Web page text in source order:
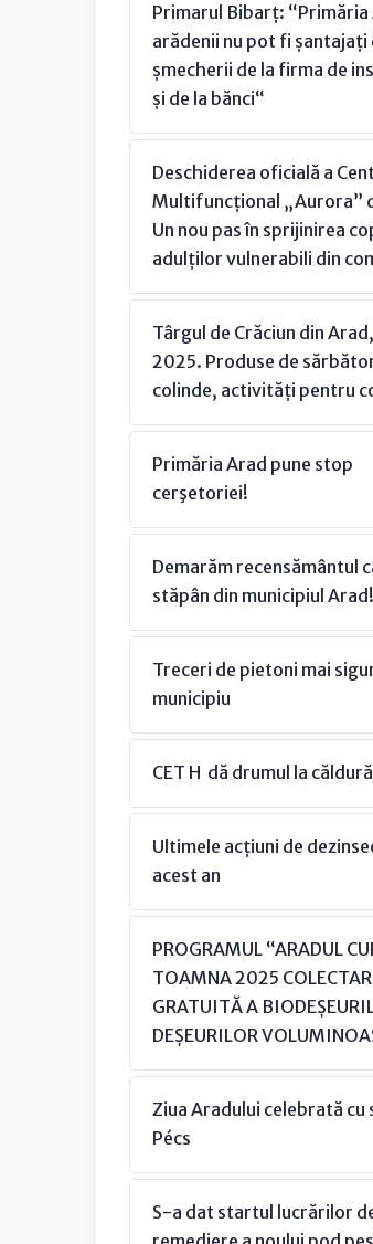
Primarul Bibarț: “Primăria
arădenii nu pot fi șantajați
șmecherii de la firma de
și de la bănci“
Deschiderea oficială a
Multifuncțional „Aurora”
Un nou pas în sprijinirea
adulților vulnerabili din
Târgul de Crăciun din
2025. Produse de
colinde, activități pentru
Primăria Arad pune stop
cerşetoriei!
Demarăm recensământul
stăpân din municipiul Arad!
Treceri de pietoni mai
municipiu
CET H dă drumul la căldură
Ultimele acțiuni de
acest an
PROGRAMUL “ARADUL
TOAMNA 2025
GRATUITĂ A
DEȘEURILOR
Ziua Aradului celebrată cu
Pécs
S-a dat startul lucrărilor